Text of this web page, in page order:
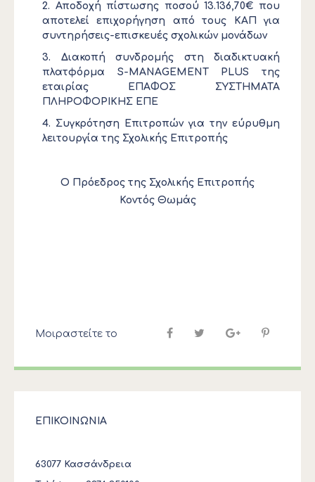
Αποδοχή πίστωσης ποσού 13.136,70€ που
αποτελεί επιχορήγηση από τους ΚΑΠ για
συντηρήσεις-επισκευές σχολικών μονάδων
Διακοπή συνδρομής στη διαδικτυακή
πλατφόρμα S-MANAGEMENT PLUS της
εταιρίας ΕΠΑΦΟΣ ΣΥΣΤΗΜΑΤΑ
ΠΛΗΡΟΦΟΡΙΚΗΣ ΕΠΕ
Συγκρότηση Επιτροπών για την εύρυθμη
λειτουργία της Σχολικής Επιτροπής
Ο Πρόεδρος της Σχολικής Επιτροπής
Κοντός Θωμάς
Μοιραστείτε το
ΕΠΙΚΟΙΝΩΝΙΑ
63077 Κασσάνδρεια